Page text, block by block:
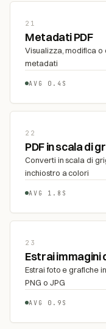
21
Metadati PDF
Visualizza, modifica
metadati
AVG 0.4S
22
PDF in scala di
Converti in scala di
inchiostro a colori
AVG 1.8S
23
Estrai immagini
Estrai foto e grafiche
PNG o JPG
AVG 0.9S